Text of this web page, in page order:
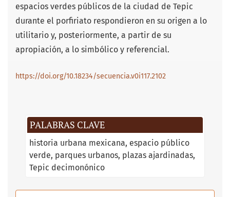
PALABRAS CLAVE
historia urbana mexicana espacio público
verde parques urbanos plazas ajardinadas
Tepic decimonónico
espacios verdes públicos de la ciudad de Tepic
durante el porfiriato respondieron en su origen a lo
utilitario y, posteriormente, a partir de su
apropiación, a lo simbólico y referencial.
https://doi.org/10.18234/secuencia.v0i117.2102